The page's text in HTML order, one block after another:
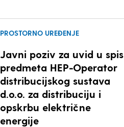
PROSTORNO UREĐENJE
Javni poziv za uvid u spis
predmeta HEP-Operator
distribucijskog sustava
d.o.o. za distribuciju i
opskrbu električne
energije